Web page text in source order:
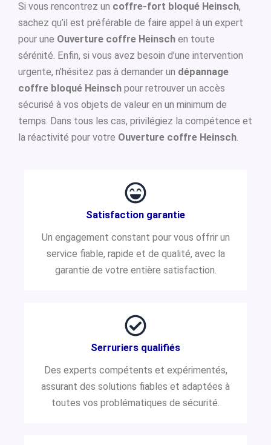
Si vous rencontrez un coffre-fort bloqué Heinsch,
sachez qu’il est préférable de faire appel à un expert
pour une Ouverture coffre Heinsch en toute
sérénité. Enfin, si vous avez besoin d’une intervention
urgente, n’hésitez pas à demander un dépannage
coffre bloqué Heinsch pour retrouver un accès
sécurisé à vos objets de valeur en un minimum de
temps. Dans tous les cas, privilégiez la compétence et
la réactivité pour votre Ouverture coffre Heinsch.
Satisfaction garantie
Un engagement constant pour vous offrir un
service fiable, rapide et de qualité, avec la
garantie de votre entière satisfaction.
Serruriers qualifiés
Des experts compétents et expérimentés,
assurant des solutions fiables et adaptées à
toutes vos problématiques de sécurité.